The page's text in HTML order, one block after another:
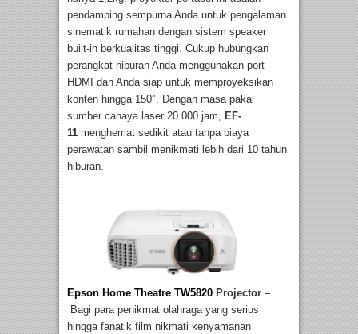
pendamping sempurna Anda untuk pengalaman
sinematik rumahan dengan sistem speaker
built-in berkualitas tinggi. Cukup hubungkan
perangkat hiburan Anda menggunakan port
HDMI dan Anda siap untuk memproyeksikan
konten hingga 150″. Dengan masa pakai
sumber cahaya laser 20.000 jam, EF-
11 menghemat sedikit atau tanpa biaya
perawatan sambil menikmati lebih dari 10 tahun
hiburan.
Epson Home Theatre TW5820 Projector –
Bagi para penikmat olahraga yang serius
hingga fanatik film nikmati kenyamanan